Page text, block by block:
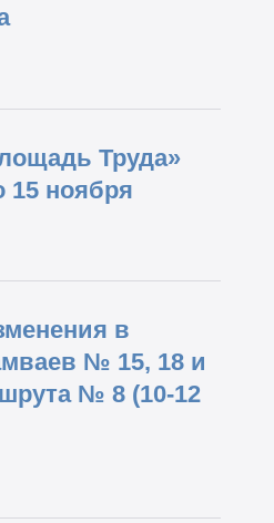
Труда»
15 ноября
в
№ 15, 18 и
№ 8 (10-12